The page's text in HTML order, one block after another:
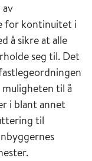
for kontinuitet i
å sikre at alle
seg til. Det
til å
i blant annet
til